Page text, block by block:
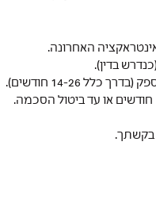
14-26 חודשים).